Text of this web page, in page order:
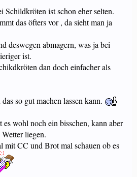
Schildkröten ist schon eher selten.
das öfters vor , da sieht man ja
deswegen abmagern, was ja bei
ist.
dan doch einfacher als
so gut machen lassen kann.
wohl noch ein bisschen, kann aber
liegen.
mit CC und Brot mal schauen ob es